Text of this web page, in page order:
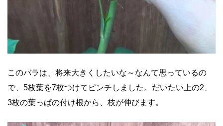
このバラは、将来大きくしたいな～なんて思っているの
で、5枚葉を7枚つけてピンチしました。だいたい上の2、
3枚の葉っぱの付け根から、枝が伸びます。